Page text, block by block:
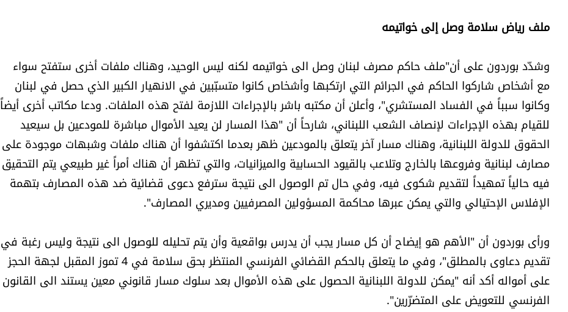
ملف رياض سلامة وصل إلى خواتيمه
وشدّد بوردون على أن"ملف حاكم مصرف لبنان وصل الى خواتيمه لكنه ليس الوحيد، وهناك ملفات أخرى ستفتح سواء
مع أشخاص شاركوا الحاكم في الجرائم التي ارتكبها وأشخاص كانوا متسبّبين في الانهيار الكبير الذي حصل في لبنان
وكانوا سبباً في الفساد المستشري"، وأعلن أن مكتبه باشر بالإجراءات اللازمة لفتح هذه الملفات. ودعا مكاتب أخرى أيضاً
للقيام بهذه الإجراءات لإنصاف الشعب اللبناني، شارحاً أن "هذا المسار لن يعيد الأموال مباشرة للمودعين بل سيعيد
الحقوق للدولة اللبنانية، وهناك مسار آخر يتعلق بالمودعين ظهر بعدما اكتشفوا أن هناك ملفات وشبهات موجودة على
مصارف لبنانية وفروعها بالخارج وتلاعب بالقيود الحسابية والميزانيات، والتي تظهر أن هناك أمراً غير طبيعي يتم التحقيق
فيه حالياً تمهيداً لتقديم شكوى فيه، وفي حال تم الوصول الى نتيجة سترفع دعوى قضائية ضد هذه المصارف بتهمة
الإفلاس الإحتيالي والتي يمكن عبرها محاكمة المسؤولين المصرفيين ومديري المصارف".
ورأى بوردون أن "الأهم هو إيضاح أن كل مسار يجب أن يدرس بواقعية وأن يتم تحليله للوصول الى نتيجة وليس رغبة في
تقديم دعاوى بالمطلق"، وفي ما يتعلق بالحكم القضائي الفرنسي المنتظر بحق سلامة في 4 تموز المقبل لجهة الحجز
على أمواله أكد أنه "يمكن للدولة اللبنانية الحصول على هذه الأموال بعد سلوك مسار قانوني معين يستند الى القانون
الفرنسي للتعويض على المتضرّرين".